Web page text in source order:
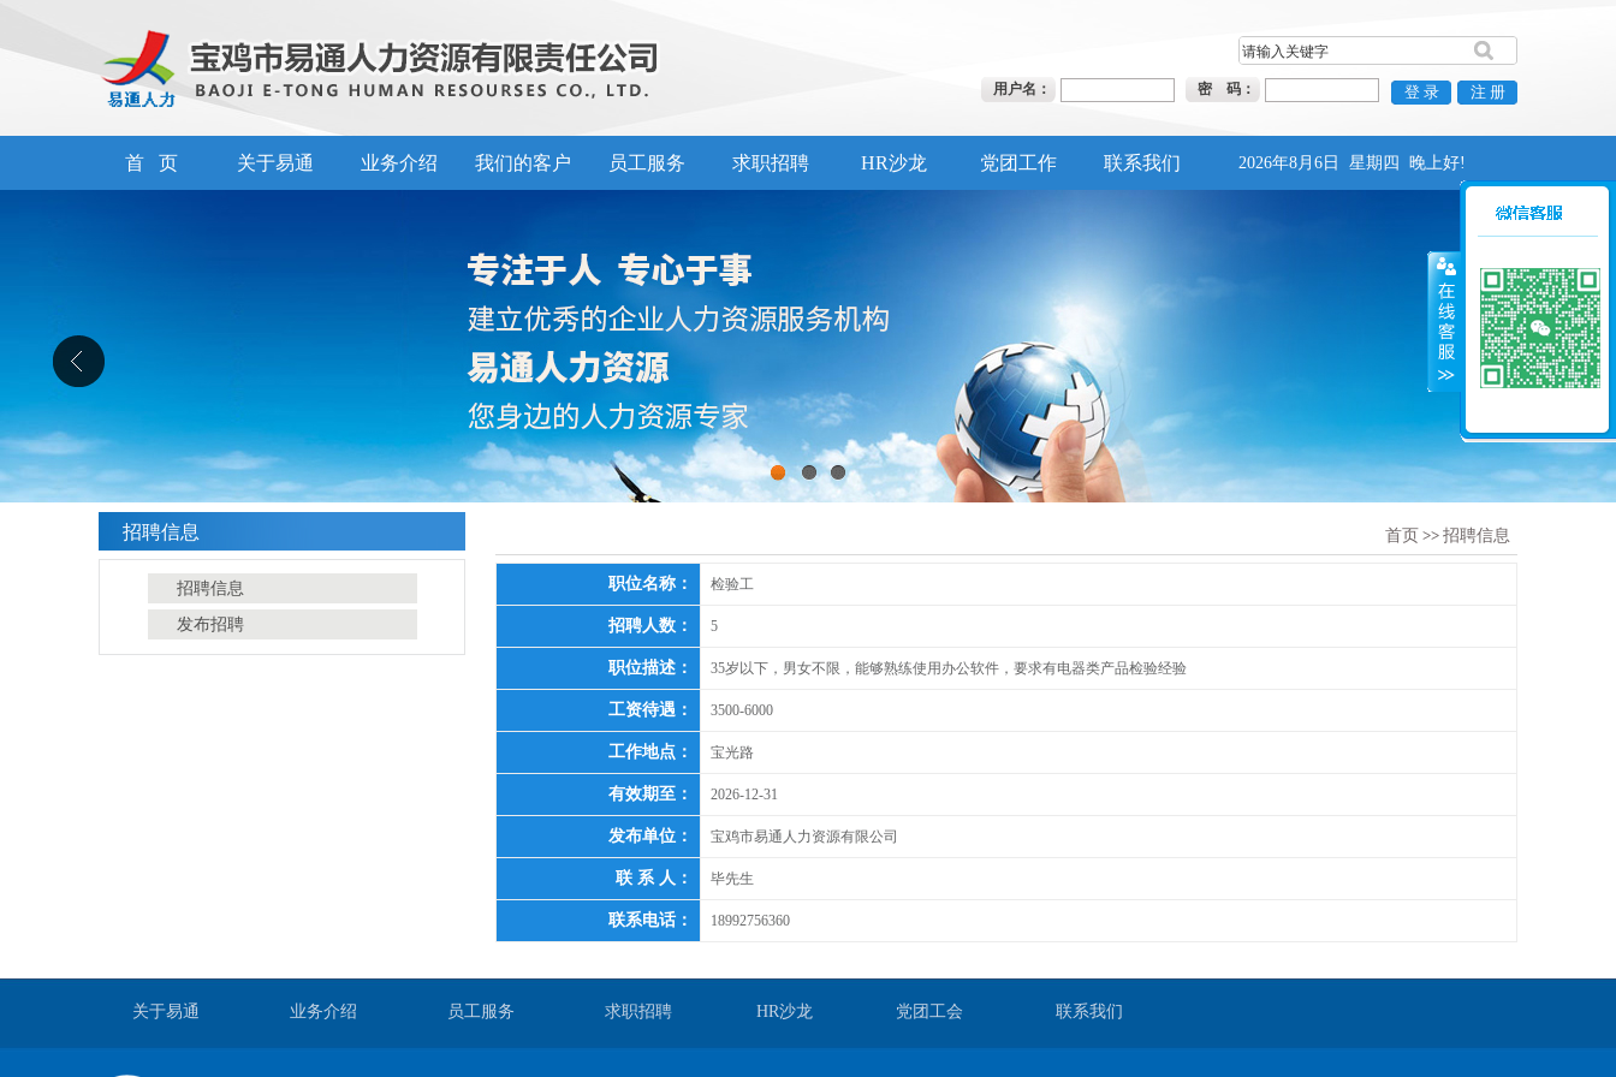
用户名： 密 码：
首 页 关于易通 业务介绍 我们的客户 员工服务 求职招聘 HR沙龙 党团工作 联系我们 2026年8月6日 星期四 晚上好!
1 2 3
首页 >> 招聘信息
职位名称： 检验工
招聘人数： 5
职位描述： 35岁以下，男女不限，能够熟练使用办公软件，要求有电器类产品检验经验
工资待遇： 3500-6000
工作地点： 宝光路
有效期至： 2026-12-31
发布单位： 宝鸡市易通人力资源有限公司
联 系 人： 毕先生
联系电话： 18992756360
招聘信息
招聘信息
发布招聘
关于易通 业务介绍 员工服务 求职招聘 HR沙龙 党团工会 联系我们